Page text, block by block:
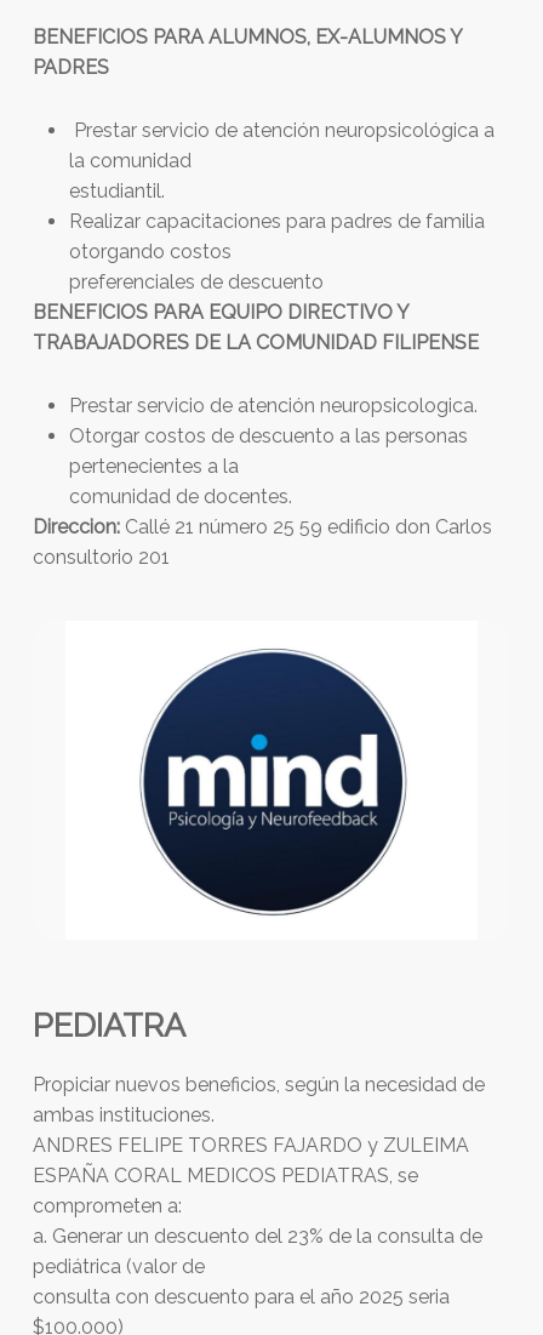
BENEFICIOS PARA ALUMNOS, EX-ALUMNOS Y
PADRES
Prestar servicio de atención neuropsicológica a
la comunidad
estudiantil.
Realizar capacitaciones para padres de familia
otorgando costos
preferenciales de descuento
BENEFICIOS PARA EQUIPO DIRECTIVO Y
TRABAJADORES DE LA COMUNIDAD FILIPENSE
Prestar servicio de atención neuropsicologica.
Otorgar costos de descuento a las personas
pertenecientes a la
comunidad de docentes.
Direccion: Callé 21 número 25 59 edificio don Carlos
consultorio 201
PEDIATRA
Propiciar nuevos beneficios, según la necesidad de
ambas instituciones.
ANDRES FELIPE TORRES FAJARDO y ZULEIMA
ESPAÑA CORAL MEDICOS PEDIATRAS, se
comprometen a:
a. Generar un descuento del 23% de la consulta de
pediátrica (valor de
consulta con descuento para el año 2025 seria
$100.000)